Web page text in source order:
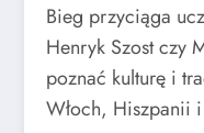
Bieg przyciąga
Henryk Szost czy
poznać kulturę i
Włoch, Hiszpanii